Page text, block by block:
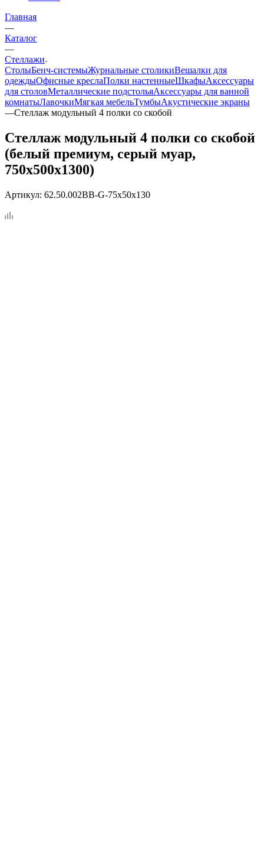
Главная
—
Каталог
—
Стеллажи
СтолыБенч-системыЖурнальные столикиВешалки для
одеждыОфисные креслаПолки настенныеШкафыАксессуары
для столовМеталлические подстольяАксессуары для ванной
комнатыЛавочкиМягкая мебельТумбыАкустические экраны
—Стеллаж модульный 4 полки со скобой
Стеллаж модульный 4 полки со скобой
(белый премиум, серый муар,
750x500x1300)
Артикул: 62.50.002BB-G-75x50x130